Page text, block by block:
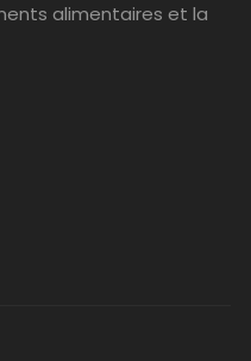
alimentaires et la